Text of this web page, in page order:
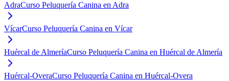
AdraCurso Peluquería Canina en Adra
VícarCurso Peluquería Canina en Vícar
Huércal de AlmeríaCurso Peluquería Canina en Huércal de Almería
Huércal-OveraCurso Peluquería Canina en Huércal-Overa